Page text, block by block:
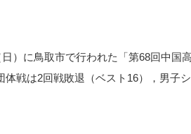
）に鳥取市で行われた「第68回中国
体戦は2回戦敗退（ベスト16），男子